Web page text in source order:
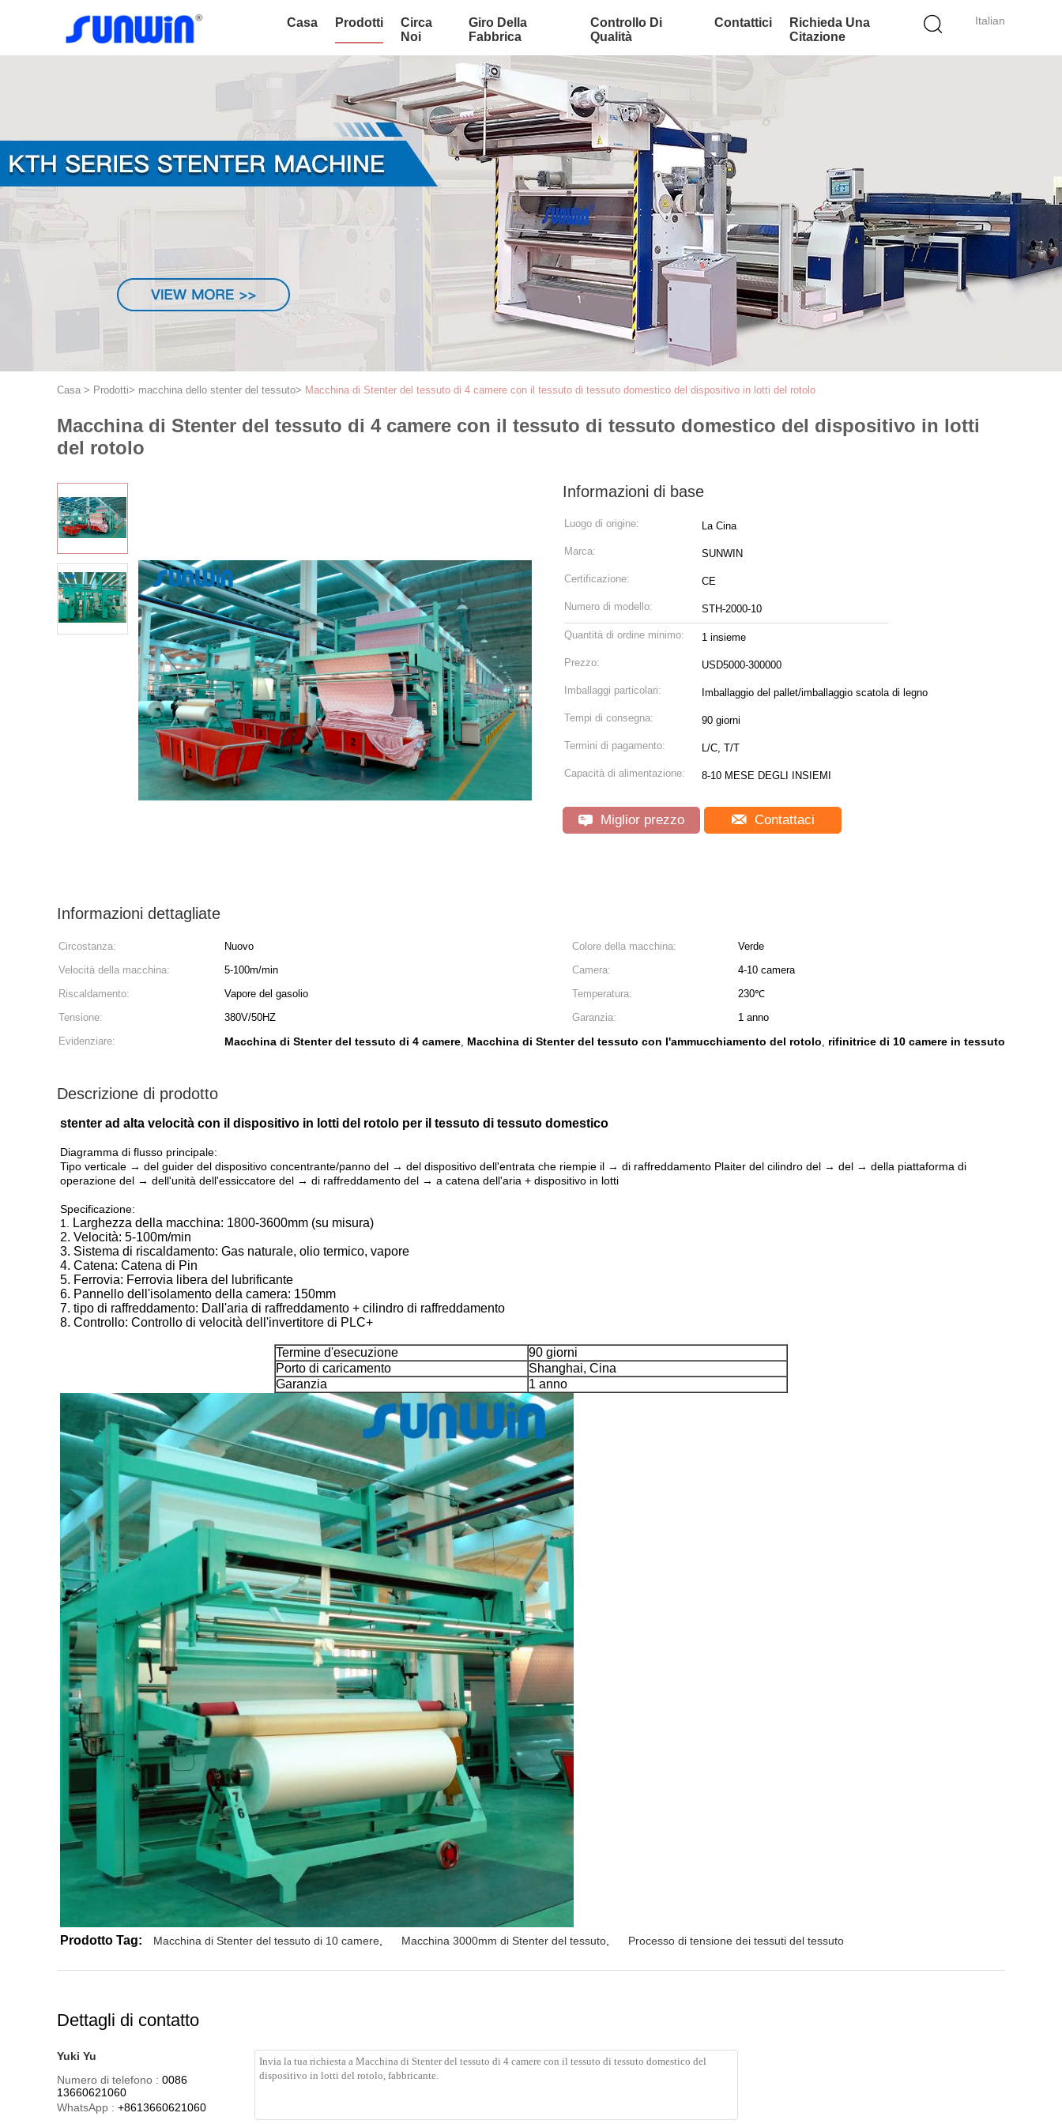
Italian
Casa Prodotti
Circa
Noi
Giro Della
Fabbrica
Controllo Di
Qualità
Contattici
Richieda Una
Citazione
Casa > Prodotti> macchina dello stenter del tessuto> Macchina di Stenter del tessuto di 4 camere con il tessuto di tessuto domestico del dispositivo in lotti del rotolo
Macchina di Stenter del tessuto di 4 camere con il tessuto di tessuto domestico del dispositivo in lotti
del rotolo
Informazioni di base
Luogo di origine: La Cina
Marca: SUNWIN
Certificazione: CE
Numero di modello: STH-2000-10
Quantità di ordine minimo: 1 insieme
Prezzo: USD5000-300000
Imballaggi particolari: Imballaggio del pallet/imballaggio scatola di legno
Tempi di consegna: 90 giorni
Termini di pagamento: L/C, T/T
Capacità di alimentazione: 8-10 MESE DEGLI INSIEMI
Miglior prezzo Contattaci
Informazioni dettagliate
Circostanza: Nuovo Colore della macchina:
Verde
Velocità della macchina:
5-100m/min Camera:
4-10 camera
Riscaldamento:
Vapore del gasolio Temperatura:
230℃
Tensione:
380V/50HZ Garanzia:
1 anno
Evidenziare:
Macchina di Stenter del tessuto di 4 camere, Macchina di Stenter del tessuto con l'ammucchiamento del rotolo, rifinitrice di 10 camere in tessuto
Descrizione di prodotto
stenter ad alta velocità con il dispositivo in lotti del rotolo per il tessuto di tessuto domestico
Diagramma di flusso principale:
Tipo verticale → del guider del dispositivo concentrante/panno del → del dispositivo dell'entrata che riempie il → di raffreddamento Plaiter del cilindro del → del → della piattaforma di
operazione del → dell'unità dell'essiccatore del → di raffreddamento del → a catena dell'aria + dispositivo in lotti
Specificazione:
1.
Larghezza della macchina: 1800-3600mm (su misura)
2. Velocità: 5-100m/min
3. Sistema di riscaldamento: Gas naturale, olio termico, vapore
4. Catena: Catena di Pin
5. Ferrovia: Ferrovia libera del lubrificante
6. Pannello dell'isolamento della camera: 150mm
7. tipo di raffreddamento: Dall'aria di raffreddamento + cilindro di raffreddamento
8. Controllo: Controllo di velocità dell'invertitore di PLC+
Termine d'esecuzione
90 giorni
Porto di caricamento
Shanghai, Cina
Garanzia
1 anno
Prodotto Tag: Macchina di Stenter del tessuto di 10 camere Macchina 3000mm di Stenter del tessuto Processo di tensione dei tessuti del tessuto
Dettagli di contatto
Yuki Yu
Numero di telefono : 0086
13660621060
WhatsApp : +8613660621060